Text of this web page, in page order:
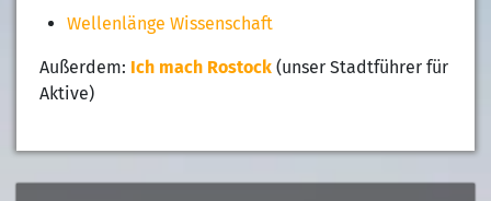
Wellenlänge Wissenschaft
Außerdem: Ich mach Rostock(unser Stadtführer für
Aktive)